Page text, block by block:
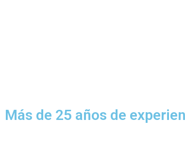
Más de 25 años de